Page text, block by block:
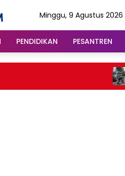
Minggu, 9 Agustus 2026
PENDIDIKAN PESANTREN